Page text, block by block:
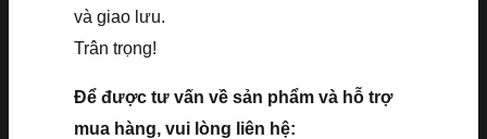
và giao lưu.
Trân trọng!
Để được tư vấn về sản phẩm và hỗ trợ
mua hàng, vui lòng liên hệ: